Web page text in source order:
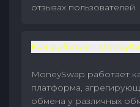
отзывах пользователей.
Как работает
MoneySwap работает
платформа,
обмена у различных